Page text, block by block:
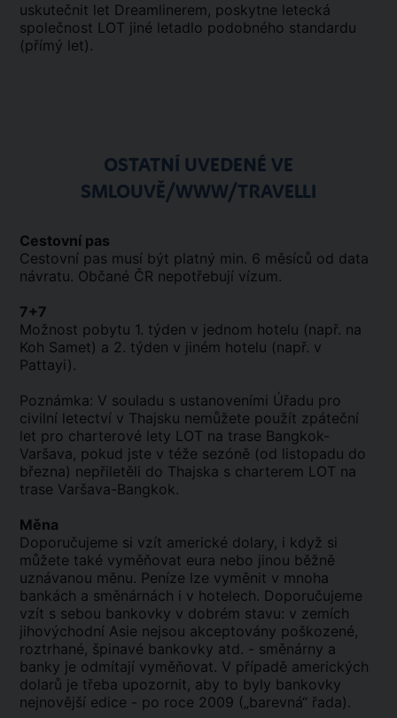
uskutečnit let Dreamlinerem, poskytne letecká
společnost LOT jiné letadlo podobného standardu
(přímý let).
OSTATNÍ UVEDENÉ VE
SMLOUVĚ/WWW/TRAVELLI
Cestovní pas
Cestovní pas musí být platný min. 6 měsíců od data
návratu. Občané ČR nepotřebují vízum.
7+7
Možnost pobytu 1. týden v jednom hotelu (např. na
Koh Samet) a 2. týden v jiném hotelu (např. v
Pattayi).
Poznámka: V souladu s ustanoveními Úřadu pro
civilní letectví v Thajsku nemůžete použít zpáteční
let pro charterové lety LOT na trase Bangkok-
Varšava, pokud jste v téže sezóně (od listopadu do
března) nepřiletěli do Thajska s charterem LOT na
trase Varšava-Bangkok.
Měna
Doporučujeme si vzít americké dolary, i když si
můžete také vyměňovat eura nebo jinou běžně
uznávanou měnu. Peníze lze vyměnit v mnoha
bankách a směnárnách i v hotelech. Doporučujeme
vzít s sebou bankovky v dobrém stavu: v zemích
jihovýchodní Asie nejsou akceptovány poškozené,
roztrhané, špinavé bankovky atd. - směnárny a
banky je odmítají vyměňovat. V případě amerických
dolarů je třeba upozornit, aby to byly bankovky
nejnovější edice - po roce 2009 („barevná“ řada).